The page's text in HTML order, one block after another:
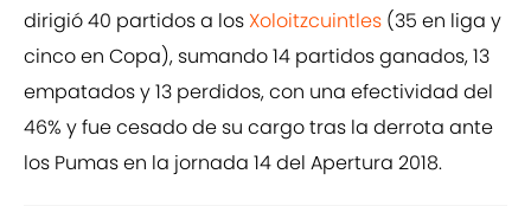
dirigió 40 partidos a losXoloitzcuintles (35 en liga y
cinco en Copa), sumando 14 partidos ganados, 13
empatados y 13 perdidos, con una efectividad del
46% y fue cesado de su cargo tras la derrota ante
los Pumas en la jornada 14 del Apertura 2018.